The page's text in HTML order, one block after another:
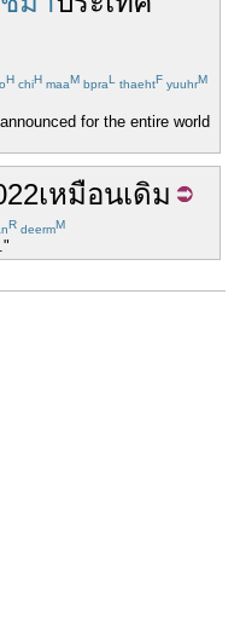
H chiH maaM bpraL thaehtF yuuhrM
for the entire world
เหมือนเดิม
R deermM